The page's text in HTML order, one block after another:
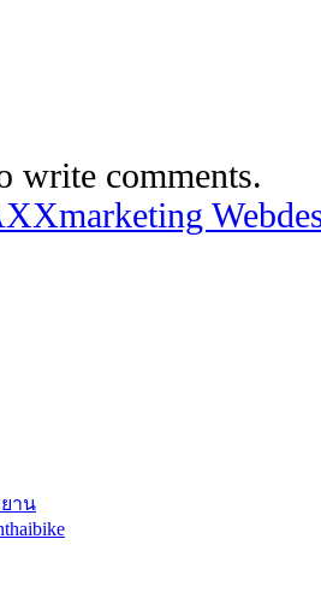
write comments.
าน